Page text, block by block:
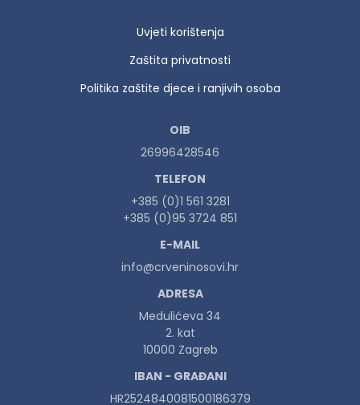
Uvjeti korištenja
Zaštita privatnosti
Politika zaštite djece i ranjivih osoba
OIB
26996428546
TELEFON
+385 (0)1 561 3281
+385 (0)95 3724 851
E-MAIL
info@crveninosovi.hr
ADRESA
Medulićeva 34
2. kat
10000 Zagreb
IBAN - GRAĐANI
HR2524840081500186379